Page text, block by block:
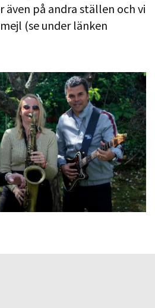
på andra ställen och vi
(se under länken